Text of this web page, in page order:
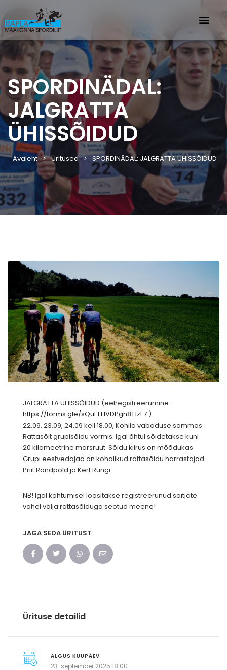
SPORDINÄDAL:
JALGRATTA
ÜHISSÕIDUD
Avaleht Üritused SPORDINÄDAL: JALGRATTA ÜHISSÕIDUD
JALGRATTA ÜHISSÕIDUD (eelregistreerumine –
https://forms.gle/sQuEFHVDPgn8T1zF7 )
22.09, 23.09, 24.09 kell 18.00, Kohila vabaduse sammas
Rattasõit grupisõidu vormis. Igal õhtul sõidetakse kuni
20 kilomeetrine marsruut. Sõidu kiirus on mõõdukas.
Grupi eestvedajad on kohalikud rattasõidu harrastajad
Priit Randpõld ja Kert Rungi.
NB! Igal kohtumisel loositakse registreerunud sõitjate
vahel välja rattasõiduga seotud meene!
JAGA SEDA ÜRITUST
Ürituse detailid
ALGUS KUUPÄEV
23. september 2025 18:00